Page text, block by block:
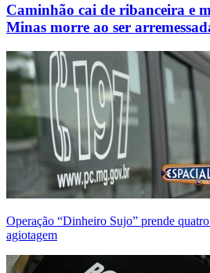
Caminhão cai de ribanceira e
Minas morre ao ser
Operação “Dinheiro Sujo” prende
agiotagem